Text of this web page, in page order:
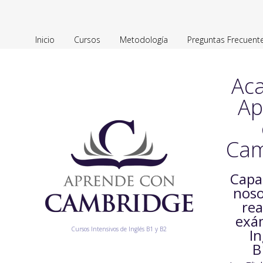
Inicio Cursos Metodología Preguntas
Cursos Intensivos de Inglés B1 y B2